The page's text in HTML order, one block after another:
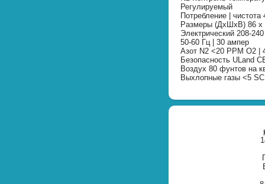
Регулируемый
Потребление |
Размеры (ДхШхВ) 86 x
Электрический 208-
50-60 Гц | 30 ампер
Азот N2 <20 PPM O2 |
Безопасность ULand
Воздух 80 фунтов на
Выхлопные газы <5